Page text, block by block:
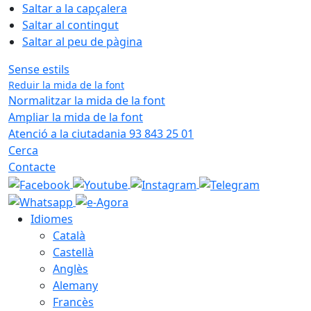
Saltar a la capçalera
Saltar al contingut
Saltar al peu de pàgina
Sense estils
Reduir la mida de la font
Normalitzar la mida de la font
Ampliar la mida de la font
Atenció a la ciutadania 93 843 25 01
Cerca
Contacte
Idiomes
Català
Castellà
Anglès
Alemany
Francès